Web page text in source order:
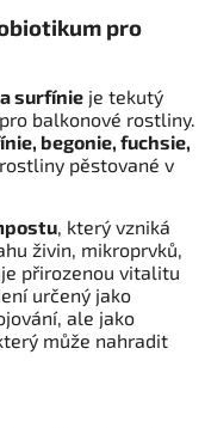
pro
surfínie je tekutý
balkonové rostliny.
begonie, fuchsie,
pěstované v
, který vzniká
živin, mikroprvků,
přirozenou vitalitu
určený jako
ale jako
může nahradit